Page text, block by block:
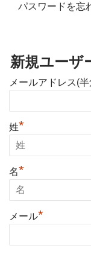
パスワードを忘
新規ユーザ
メールアドレス(
姓*
名*
メール*